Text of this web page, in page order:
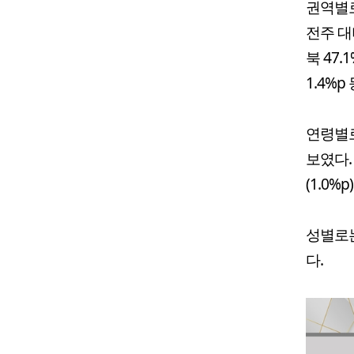
권역별
전주
북
1.4%p
연령별
보였다
성별로
다.